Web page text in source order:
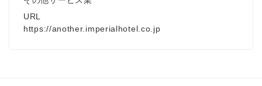
URL
https://another.imperialhotel.co.jp